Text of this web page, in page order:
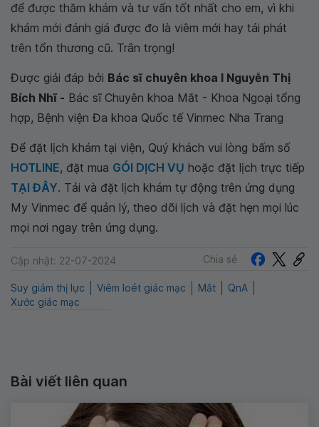
để được thăm khám và tư vấn tốt nhất cho em, vì khi
khám mới đánh giá được đo là viêm mới hay tái phát
trên tổn thương cũ. Trân trọng!
Được giải đáp bởi Bác sĩ chuyên khoa I Nguyễn Thị
Bích Nhĩ - Bác sĩ Chuyên khoa Mắt - Khoa Ngoại tổng
hợp, Bệnh viện Đa khoa Quốc tế Vinmec Nha Trang
Để đặt lịch khám tại viện, Quý khách vui lòng bấm số
HOTLINE, đặt mua GÓI DỊCH VỤ hoặc đặt lịch trực tiếp
TẠI ĐÂY. Tải và đặt lịch khám tự động trên ứng dụng
My Vinmec để quản lý, theo dõi lịch và đặt hẹn mọi lúc
mọi nơi ngay trên ứng dụng.
Cập nhật: 22-07-2024 Chia sẻ
Suy giảm thị lực Viêm loét giác mạc Mắt
QnA
Xước giác mạc
Bài viết liên quan